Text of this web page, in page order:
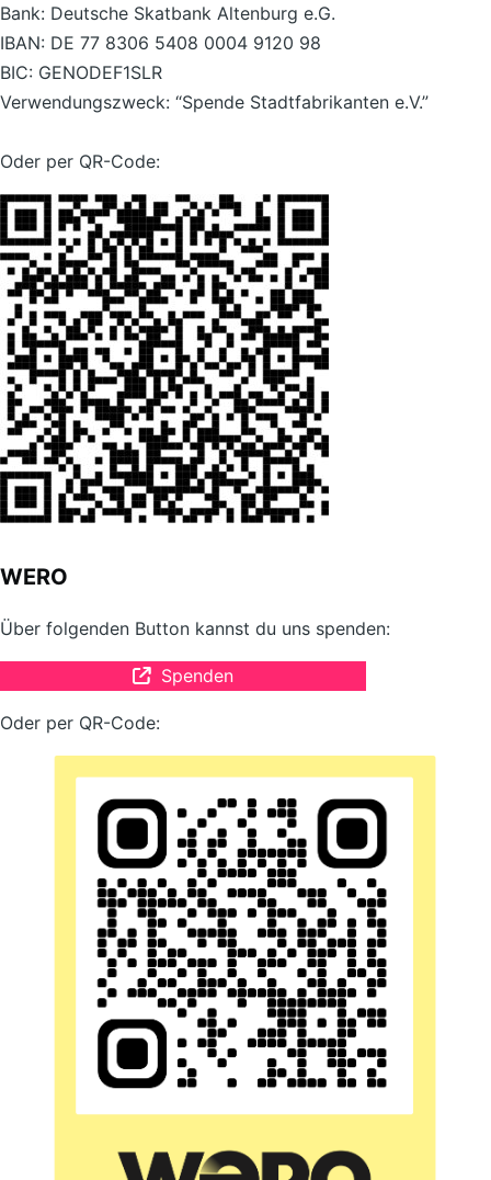
Bank: Deutsche Skatbank Altenburg e.G.
IBAN: DE 77 8306 5408 0004 9120 98
BIC: GENODEF1SLR
Verwendungszweck: “Spende Stadtfabrikanten e.V.”
Oder per QR-Code:
WERO
Über folgenden Button kannst du uns spenden:
Spenden
Oder per QR-Code: